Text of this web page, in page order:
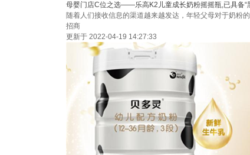
母婴门店C位之选——乐高K2儿童成长奶粉摇摇瓶,已具备“
随着人们接收信息的渠道越来越发达，年轻父母对于奶粉
招商
更新于 2022-04-19 14:27:33